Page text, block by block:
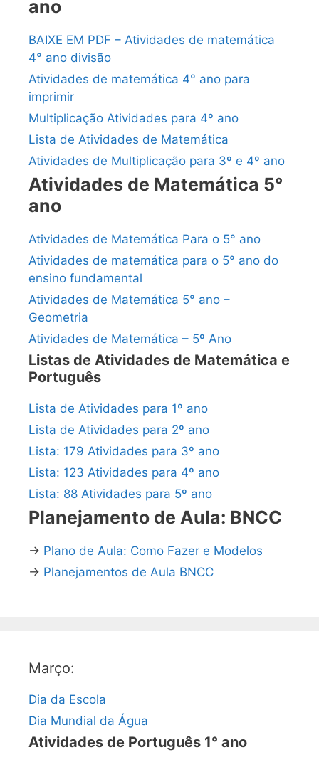
ano
BAIXE EM PDF – Atividades de matemática
4° ano divisão
Atividades de matemática 4° ano para
imprimir
Multiplicação Atividades para 4º ano
Lista de Atividades de Matemática
Atividades de Multiplicação para 3º e 4º ano
Atividades de Matemática 5°
ano
Atividades de Matemática Para o 5° ano
Atividades de matemática para o 5° ano do
ensino fundamental
Atividades de Matemática 5° ano –
Geometria
Atividades de Matemática – 5º Ano
Listas de Atividades de Matemática e
Português
Lista de Atividades para 1º ano
Lista de Atividades para 2º ano
Lista: 179 Atividades para 3º ano
Lista: 123 Atividades para 4º ano
Lista: 88 Atividades para 5º ano
Planejamento de Aula: BNCC
→ Plano de Aula: Como Fazer e Modelos
→ Planejamentos de Aula BNCC
Março:
Dia da Escola
Dia Mundial da Água
Atividades de Português 1° ano